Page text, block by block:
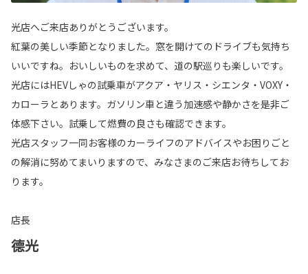
光店へご来店ありがとうございます。
紅葉の美しい季節となりました。窓を開けてのドライブも気持ち
いいですね。おいしいものを求めて、道の駅巡りも楽しいです。
光店にはHEVしゃの試乗車がアクア・ヤリス・シエンタ・VOXY・
カローラとあります。ガソリン車と違う加速感や静かさを是非ご
体感下さい。試乗して燃費の良さも確認できます。
光店スタッフ一同お客様のカーライフのアドバイスやお困りごと
の解消に努めてまいりますので、みなさまのご来店お待ちしてお
ります。
店長
德光